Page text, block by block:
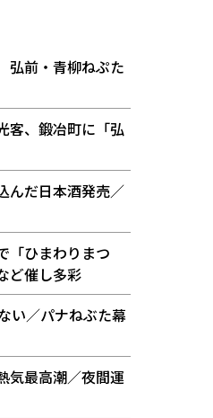
前・青柳ねぷた
客、鍛冶町に「弘
んだ日本酒発売／
「ひまわりまつ
ど催し多彩
い／パナねぶた幕
最高潮／夜間運